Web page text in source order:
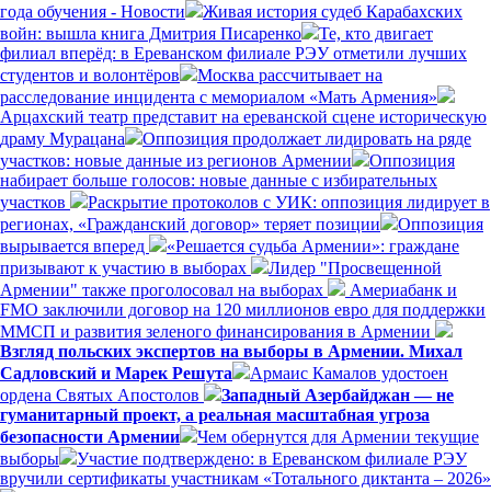
года обучения - Новости
Живая история судеб Карабахских
войн: вышла книга Дмитрия Писаренко
Те, кто двигает
филиал вперёд: в Ереванском филиале РЭУ отметили лучших
студентов и волонтёров
Москва рассчитывает на
расследование инцидента с мемориалом «Мать Армения»
Арцахский театр представит на ереванской сцене историческую
драму Мурацана
Оппозиция продолжает лидировать на ряде
участков: новые данные из регионов Армении
Оппозиция
набирает больше голосов: новые данные с избирательных
участков
Раскрытие протоколов с УИК: оппозиция лидирует в
регионах, «Гражданский договор» теряет позиции
Оппозиция
вырывается вперед
«Решается судьба Армении»: граждане
призывают к участию в выборах
Лидер "Просвещенной
Армении" также проголосовал на выборах
Америабанк и
FMO заключили договор на 120 миллионов евро для поддержки
ММСП и развития зеленого финансирования в Армении
Взгляд польских экспертов на выборы в Армении. Михал
Садловский и Марек Решута
Армаис Камалов удостоен
ордена Святых Апостолов
Западный Азербайджан — не
гуманитарный проект, а реальная масштабная угроза
безопасности Армении
Чем обернутся для Армении текущие
выборы
Участие подтверждено: в Ереванском филиале РЭУ
вручили сертификаты участникам «Тотального диктанта – 2026»